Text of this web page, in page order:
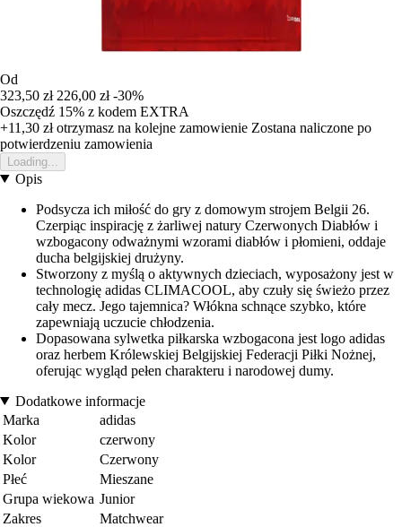
Od
323,50 zł 226,00 zł -30%
Oszczędź 15% z kodem EXTRA
+11,30 złotrzymasz na kolejne zamowienie Zostana naliczone po
potwierdzeniu zamowienia
Loading...
Opis
Podsycza ich miłość do gry z domowym strojem Belgii 26.
Czerpiąc inspirację z żarliwej natury Czerwonych Diabłów i
wzbogacony odważnymi wzorami diabłów i płomieni, oddaje
ducha belgijskiej drużyny.
Stworzony z myślą o aktywnych dzieciach, wyposażony jest w
technologię adidas CLIMACOOL, aby czuły się świeżo przez
cały mecz. Jego tajemnica? Włókna schnące szybko, które
zapewniają uczucie chłodzenia.
Dopasowana sylwetka piłkarska wzbogacona jest logo adidas
oraz herbem Królewskiej Belgijskiej Federacji Piłki Nożnej,
oferując wygląd pełen charakteru i narodowej dumy.
Dodatkowe informacje
Marka
adidas
Kolor
czerwony
Kolor
Czerwony
Płeć
Mieszane
Grupa wiekowa Junior
Zakres
Matchwear